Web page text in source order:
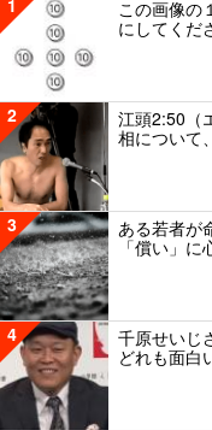
1
この画像の
にしてくだ
2
江頭2:50（
相について
3
ある若者が
「償い」
4
千原せいじ
どれも面白